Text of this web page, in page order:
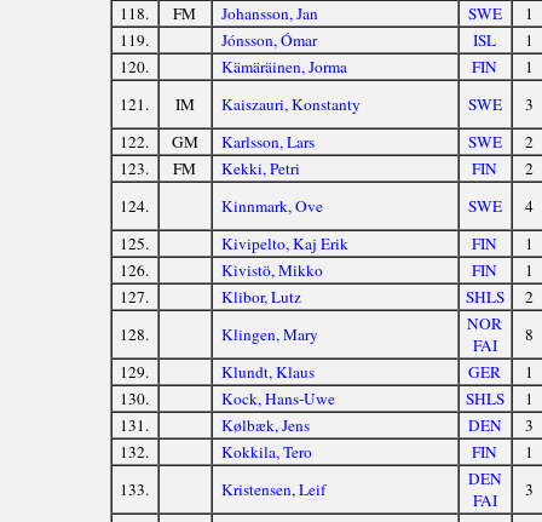
118.
FM Johansson, Jan SWE
1
119.
Jónsson, Ómar ISL
1
120.
Kämäräinen, Jorma FIN
1
121.
IM Kaiszauri, Konstanty SWE
3
122.
GM Karlsson, Lars SWE
2
123.
FM Kekki, Petri FIN
2
124.
Kinnmark, Ove SWE
4
125.
Kivipelto, Kaj Erik FIN
1
126.
Kivistö, Mikko FIN
1
127.
Klibor, Lutz SHLS
2
128.
Klingen, Mary
NOR
FAI
8
129.
Klundt, Klaus GER
1
130.
Kock, Hans-Uwe SHLS
1
131.
Kølbæk, Jens DEN
3
132.
Kokkila, Tero FIN
1
133.
Kristensen, Leif
DEN
FAI
3